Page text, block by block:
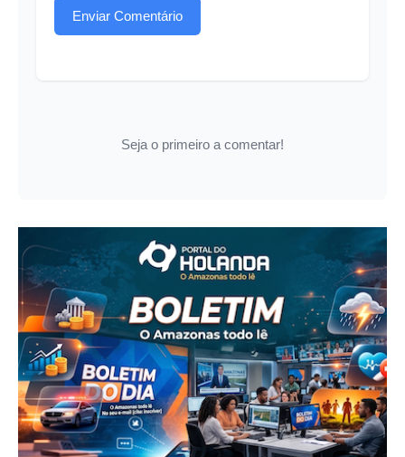
Enviar Comentário
Seja o primeiro a comentar!